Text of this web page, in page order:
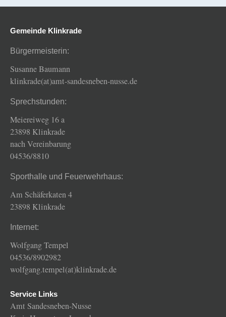
Gemeinde Klinkrade
Bürgermeisterin:
Susanne Baumann
klinkrade(at)amt-sandesneben-nusse.de
Sprechstunden:
Meiereiweg 16 a
23898 Klinkrade
nach Vereinbarung
04536/8810
Sporthalle und Feuerwehrhaus:
Am Schäferkaten 4
23898 Klinkrade
Internet:
Wolfgang Tempel
04536/8902982
wolfgang.tempel(at)klinkrade.de
Service Links
Amt Sandesneben-Nusse